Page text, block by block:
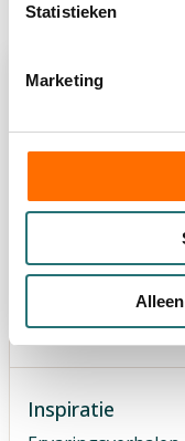
Statistieken
Marketing
Samen bereik je
DEMPACT helpt
zorg, het
Meld je aan voor
Inspiratie